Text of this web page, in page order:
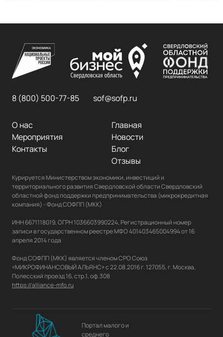
8 (800) 500-77-85 sof@sofp.ru
Главная
О нас
Новости
Мероприятия
Блог
Контакты
Отзывы
Курируется Министерством экономики, инвестиций и
территориального развития Свердловской области Свердловский
областной фонд поддержки предпринимательства (микрокредитная
компания) - Фонд СОФПП (МКК)
ИНН 6671118019, ОГРН 1036603990224, Регистрационный номер
записи в государственном реестре МФО 401403465004994 от 16
апреля 2014 года
Фонд СОФПП (МКК) является членом СРО Союз
«МИКРОФИНАНСОВЫЙ АЛЬЯНС» с 22.08.2016 г. 127055, г. Москва,
https://alliance-mfo.ru
Портал малого и
среднего